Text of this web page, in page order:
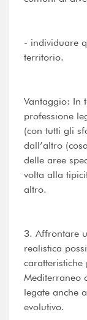
- individuare
territorio.
Vantaggio: In
professione
(con tutti gli
dall’altro
delle aree
volta alla
altro.
3. Affrontare
realistica
Mediterraneo
legate anche
evolutivo.